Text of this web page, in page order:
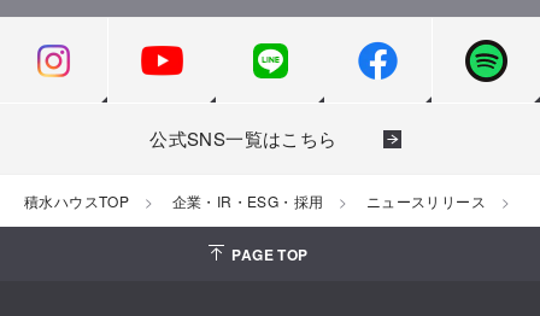
公式SNS一覧はこちら
積水ハウスTOP 企業・IR・ESG・採用 ニュースリリース
PAGE TOP